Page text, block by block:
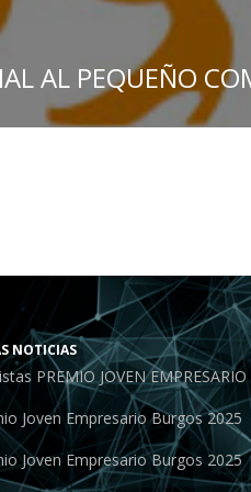
AL PEQUEÑO
NOTICIAS
PREMIO JOVEN
Joven Empresario Burgos 2025
Joven Empresario Burgos 2025